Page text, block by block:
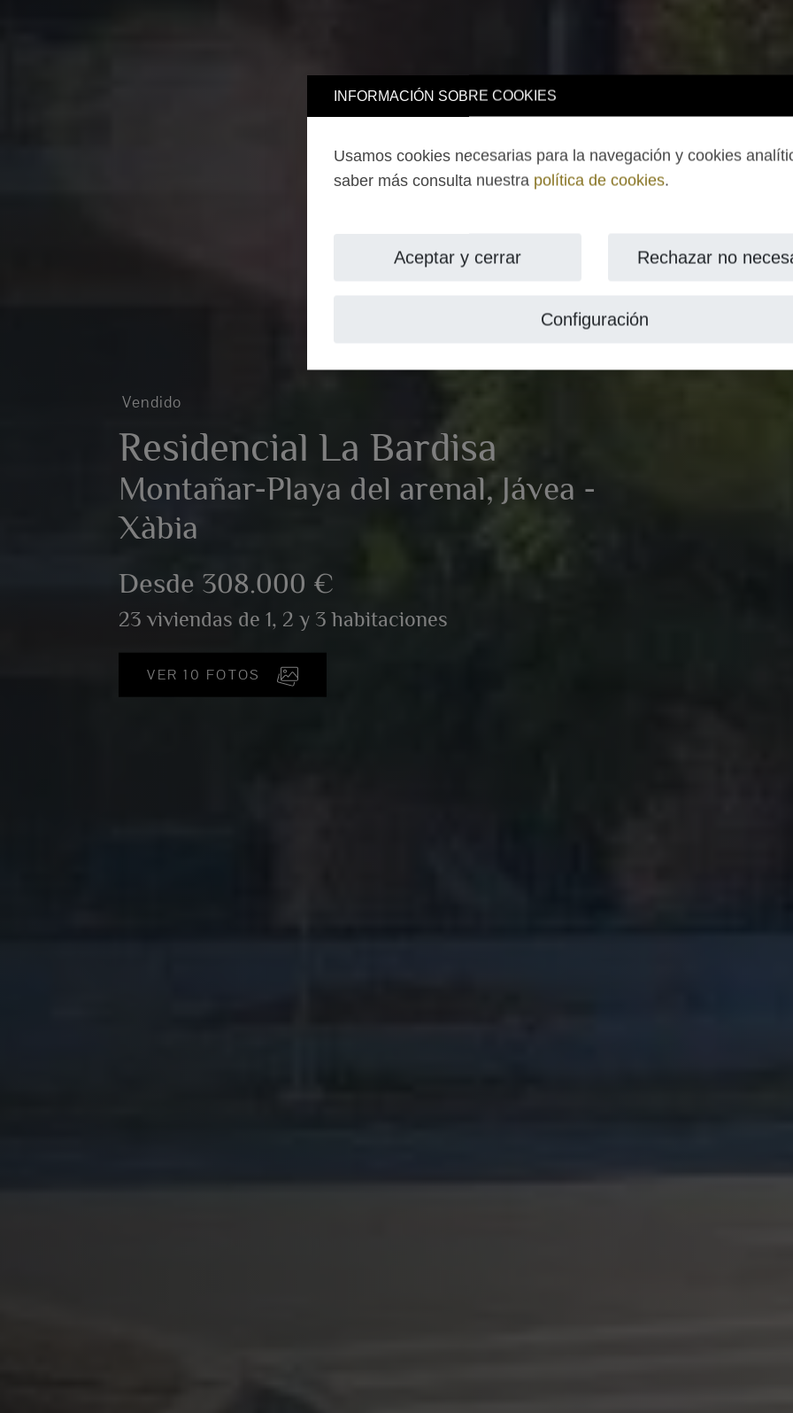
INFORMACIÓN SOBRE COOKIES
Usamos cookies necesarias para la navegación y cookies
saber más consulta nuestra política de cookies.
Aceptar y cerrar Rechazar no
Configuración
Vendido
Residencial La Bardisa
Montañar-Playa del arenal, Jávea -
Xàbia
Desde 308.000 €
23 viviendas de 1, 2 y 3 habitaciones
VER 10 FOTOS